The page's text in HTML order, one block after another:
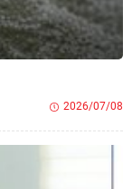
2026/07/08